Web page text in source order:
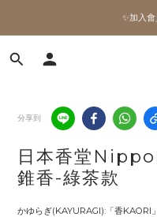
✨加入
✨加入
✨加入會
分享到
日本香堂
錐香-綠茶款
かゆらぎ(KAYURAGI):「香KAORI